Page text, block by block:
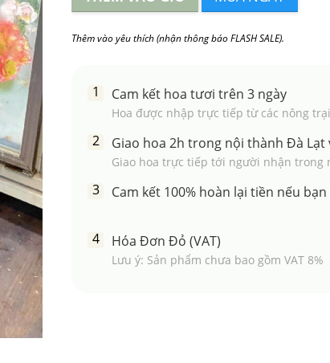
Thêm vào yêu thích (nhận thông báo FLASH SALE).
Cam kết hoa tươi trên 3 ngày
Hoa được nhập trực tiếp từ các nông
Giao hoa 2h trong nội thành Đà Lạt
Giao hoa trực tiếp tới người nhận trong
Cam kết 100% hoàn lại tiền nếu
Hóa Đơn Đỏ (VAT)
Lưu ý: Sản phẩm chưa bao gồm VAT 8%